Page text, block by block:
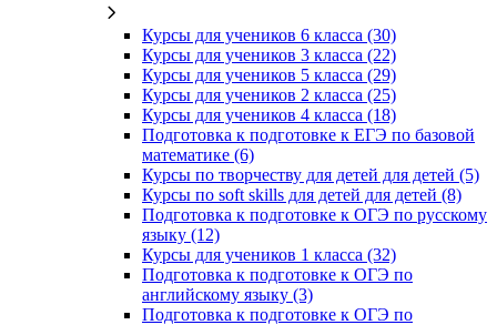
Курсы для учеников 6 класса (30)
Курсы для учеников 3 класса (22)
Курсы для учеников 5 класса (29)
Курсы для учеников 2 класса (25)
Курсы для учеников 4 класса (18)
Подготовка к подготовке к ЕГЭ по базовой
математике (6)
Курсы по творчеству для детей для детей (5)
Курсы по soft skills для детей для детей (8)
Подготовка к подготовке к ОГЭ по русскому
языку (12)
Курсы для учеников 1 класса (32)
Подготовка к подготовке к ОГЭ по
английскому языку (3)
Подготовка к подготовке к ОГЭ по